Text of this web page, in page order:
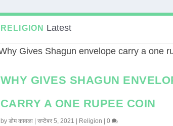
RELIGION Latest
WHY GIVES SHAGUN
CARRY A ONE RUPEE COIN
by डोम कावळा| सप्टेंबर 5, 2021 Religion 0